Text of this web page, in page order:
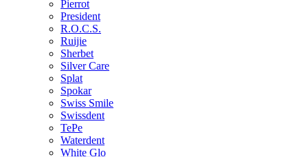
Pierrot
President
R.O.C.S.
Ruijie
Sherbet
Silver Care
Splat
Spokar
Swiss Smile
Swissdent
TePe
Waterdent
White Glo